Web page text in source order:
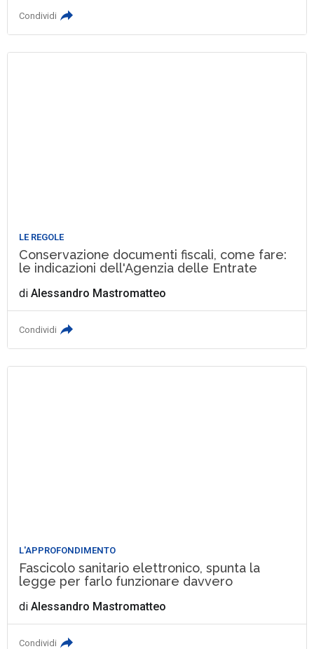
Condividi
LE REGOLE
Conservazione documenti fiscali, come fare:
le indicazioni dell'Agenzia delle Entrate
diAlessandro Mastromatteo
Condividi
L'APPROFONDIMENTO
Fascicolo sanitario elettronico, spunta la
legge per farlo funzionare davvero
diAlessandro Mastromatteo
Condividi